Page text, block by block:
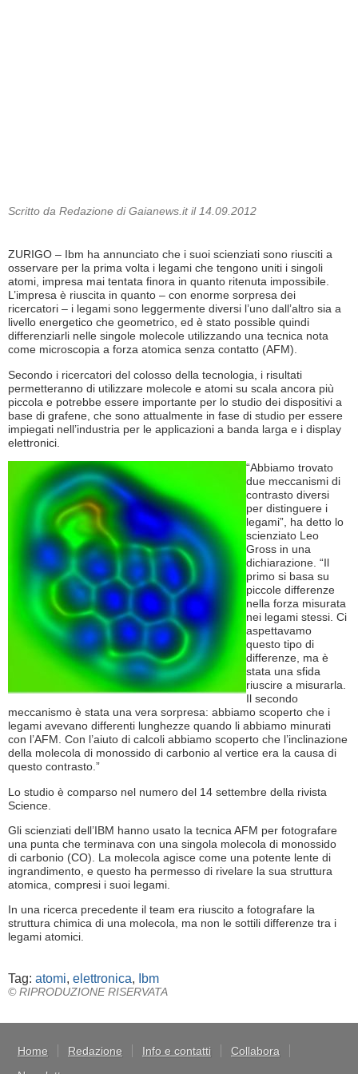
Scritto da Redazione di Gaianews.it il 14.09.2012
ZURIGO – Ibm ha annunciato che i suoi scienziati sono riusciti a
osservare per la prima volta i legami che tengono uniti i singoli
atomi, impresa mai tentata finora in quanto ritenuta impossibile.
L’impresa è riuscita in quanto – con enorme sorpresa dei
ricercatori – i legami sono leggermente diversi l’uno dall’altro sia a
livello energetico che geometrico, ed è stato possible quindi
differenziarli nelle singole molecole utilizzando una tecnica nota
come microscopia a forza atomica senza contatto (AFM).
Secondo i ricercatori del colosso della tecnologia, i risultati
permetteranno di utilizzare molecole e atomi su scala ancora più
piccola e potrebbe essere importante per lo studio dei dispositivi a
base di grafene, che sono attualmente in fase di studio per essere
impiegati nell’industria per le applicazioni a banda larga e i display
elettronici.
“Abbiamo trovato
due meccanismi di
contrasto diversi
per distinguere i
legami”, ha detto lo
scienziato Leo
Gross in una
dichiarazione. “Il
primo si basa su
piccole differenze
nella forza misurata
nei legami stessi. Ci
aspettavamo
questo tipo di
differenze, ma è
stata una sfida
riuscire a misurarla.
Il secondo
meccanismo è stata una vera sorpresa: abbiamo scoperto che i
legami avevano differenti lunghezze quando li abbiamo minurati
con l’AFM. Con l’aiuto di calcoli abbiamo scoperto che l’inclinazione
della molecola di monossido di carbonio al vertice era la causa di
questo contrasto.”
Lo studio è comparso nel numero del 14 settembre della rivista
Science.
Gli scienziati dell’IBM hanno usato la tecnica AFM per fotografare
una punta che terminava con una singola molecola di monossido
di carbonio (CO). La molecola agisce come una potente lente di
ingrandimento, e questo ha permesso di rivelare la sua struttura
atomica, compresi i suoi legami.
In una ricerca precedente il team era riuscito a fotografare la
struttura chimica di una molecola, ma non le sottili differenze tra i
legami atomici.
Tag: atomi, elettronica, Ibm
© RIPRODUZIONE RISERVATA
Home Redazione Info e contatti
Collabora